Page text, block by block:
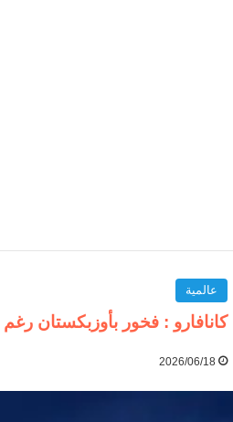
عالمية
كانافارو : فخور بأوزبكستان
2026/06/18